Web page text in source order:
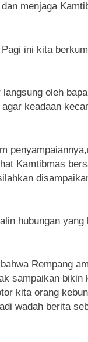
menjaga
ini kita
oleh
keadaan
Kamtibmas
hubungan
Rempang
sampaikan
kita orang
wadah berita